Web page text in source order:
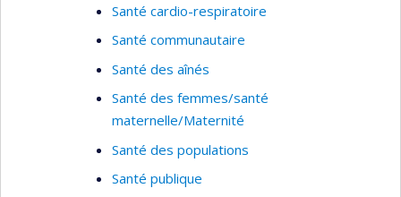
Santé cardio-respiratoire
Santé communautaire
Santé des aînés
Santé des femmes/santé
maternelle/Maternité
Santé des populations
Santé publique